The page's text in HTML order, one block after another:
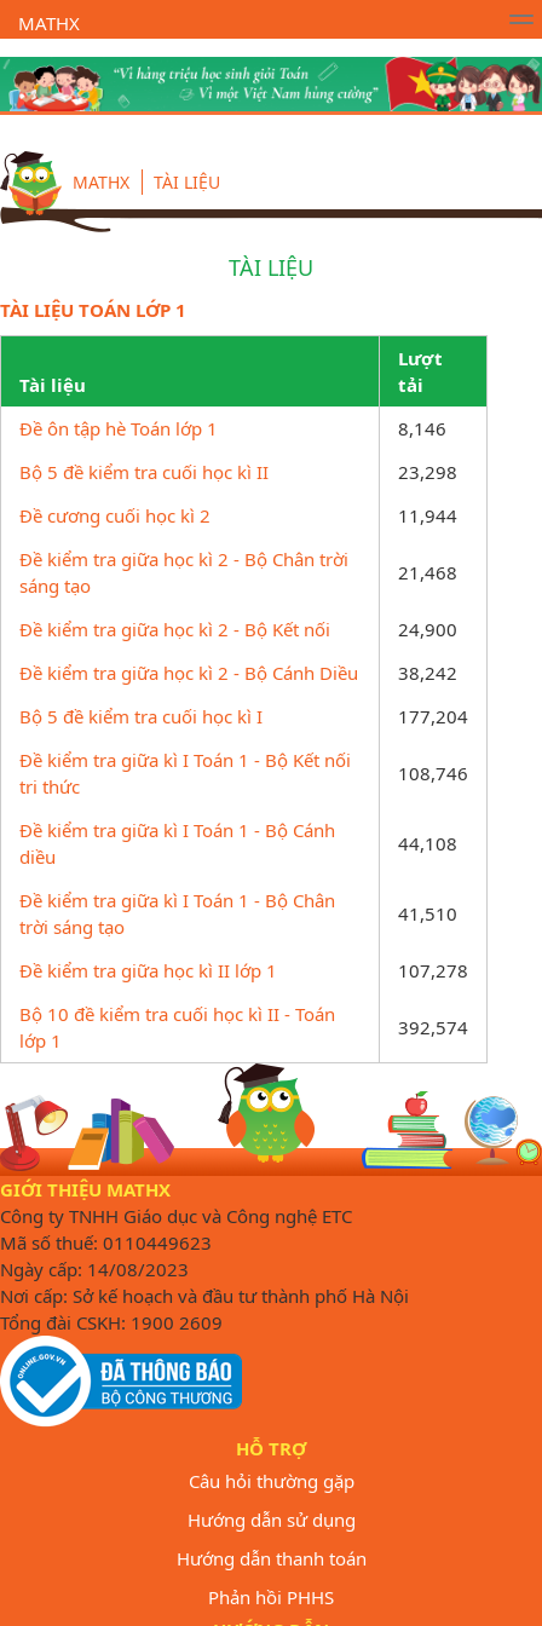
MATHX
Trường Toán Online MATHX Học toán - Lớp 1
MATHX TÀI LIỆU
TÀI LIỆU
TÀI LIỆU TOÁN LỚP 1
Tài liệu
Lượt
tải
Đề ôn tập hè Toán lớp 1
8,146
Bộ 5 đề kiểm tra cuối học kì II
23,298
Đề cương cuối học kì 2
11,944
Đề kiểm tra giữa học kì 2 - Bộ Chân trời
sáng tạo
21,468
Đề kiểm tra giữa học kì 2 - Bộ Kết nối
24,900
Đề kiểm tra giữa học kì 2 - Bộ Cánh Diều
38,242
Bộ 5 đề kiểm tra cuối học kì I
177,204
Đề kiểm tra giữa kì I Toán 1 - Bộ Kết nối
tri thức
108,746
Đề kiểm tra giữa kì I Toán 1 - Bộ Cánh
diều
44,108
Đề kiểm tra giữa kì I Toán 1 - Bộ Chân
trời sáng tạo
41,510
Đề kiểm tra giữa học kì II lớp 1
107,278
Bộ 10 đề kiểm tra cuối học kì II - Toán
lớp 1
392,574
GIỚI THIỆU MATHX
Công ty TNHH Giáo dục và Công nghệ ETC
Mã số thuế: 0110449623
Ngày cấp: 14/08/2023
Nơi cấp: Sở kế hoạch và đầu tư thành phố Hà Nội
Tổng đài CSKH: 1900 2609
HỖ TRỢ
Câu hỏi thường gặp
Hướng dẫn sử dụng
Hướng dẫn thanh toán
Phản hồi PHHS